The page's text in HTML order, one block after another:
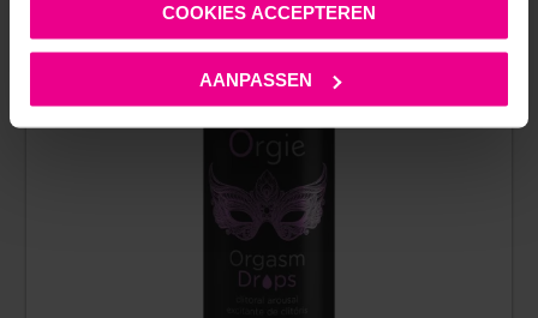
COOKIES ACCEPTEREN
AANPASSEN